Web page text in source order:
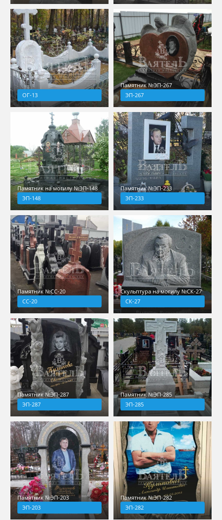
ОГ-13
Памятник №ЭП-267
ЭП-267
Памятник на могилу №ЭП-148
ЭП-148
Памятник №ЭП-233
ЭП-233
Памятник №СС-20
СС-20
Скульптура на могилу №СК-27
СК-27
Памятник №ЭП-287
ЭП-287
Памятник №ЭП-285
ЭП-285
Памятник №ЭП-203
ЭП-203
Памятник №ЭП-282
ЭП-282